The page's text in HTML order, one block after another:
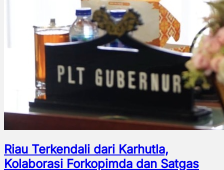
Riau Terkendali dari Karhutla,
Kolaborasi Forkopimda dan Satgas